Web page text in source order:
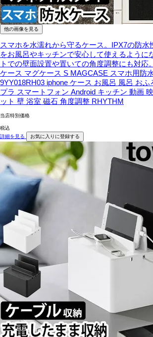
他の画像を見る
スマホを水濡れから守るケース。IPX7の防水
をお風呂やキッチンで安心して使えるように
トでの壁面設置や置いての角度調整にも対応。
ケース マグケース S MAGCASE スマホ用防
9YY018RH03 iphone ケース お風呂 風呂 おふ
プラ スマートフォン Android キッチン 動画
ット 壁 浴室 磁石 角度調整 RHYTHM
当店特別価格
税込
詳細を見る
お気に入りに登録する